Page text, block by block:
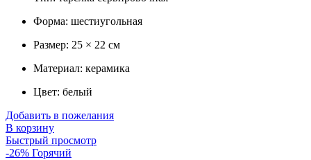
Форма: шестиугольная
Размер: 25 × 22 см
Материал: керамика
Цвет: белый
Добавить в пожелания
В корзину
Быстрый просмотр
-26% Горячий